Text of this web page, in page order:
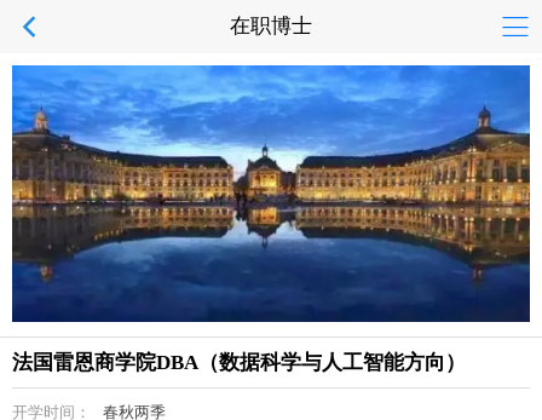
在职博士
法国雷恩商学院DBA（数据科学与人工智能方向）
开学时间： 春秋两季